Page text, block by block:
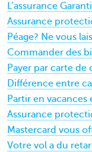
L’assurance
Assurance
Péage? Ne vous
Commander des
Payer par carte
Différence entre
Partir en
Assurance
Mastercard vous
Votre vol a du